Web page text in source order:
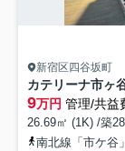
新宿区四谷坂町
カテリーナ市ヶ
9万円 管理/共益
26.69㎡ (1K) /築
南北線「市ケ谷